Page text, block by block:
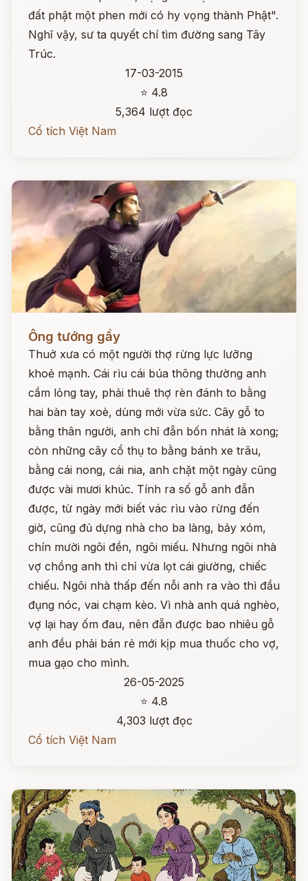
đất phật một phen mới có hy vọng thành Phật".
Nghĩ vậy, sư ta quyết chí tìm đường sang Tây
Trúc.
17-03-2015
⭐ 4.8
5,364 lượt đọc
Cổ tích Việt Nam
Đọc ngay
Ông tướng gầy
Thuở xưa có một người thợ rừng lực lưỡng
khoẻ mạnh. Cái rìu cái búa thông thường anh
cầm lỏng tay, phải thuê thợ rèn đánh to bằng
hai bàn tay xoè, dùng mới vừa sức. Cây gỗ to
bằng thân người, anh chỉ đẵn bốn nhát là xong;
còn những cây cổ thụ to bằng bánh xe trâu,
bằng cái nong, cái nia, anh chặt một ngày cũng
được vài mươi khúc. Tính ra số gỗ anh đẵn
được, từ ngày mới biết vác rìu vào rừng đến
giờ, cũng đủ dựng nhà cho ba làng, bảy xóm,
chín mười ngôi đền, ngôi miếu. Nhưng ngôi nhà
vợ chồng anh thì chỉ vừa lọt cái giường, chiếc
chiếu. Ngôi nhà thấp đến nỗi anh ra vào thì đầu
đụng nóc, vai chạm kèo. Vì nhà anh quá nghèo,
vợ lại hay ốm đau, nên đẵn được bao nhiêu gỗ
anh đều phải bán rẻ mới kịp mua thuốc cho vợ,
mua gạo cho mình.
26-05-2025
⭐ 4.8
4,303 lượt đọc
Cổ tích Việt Nam